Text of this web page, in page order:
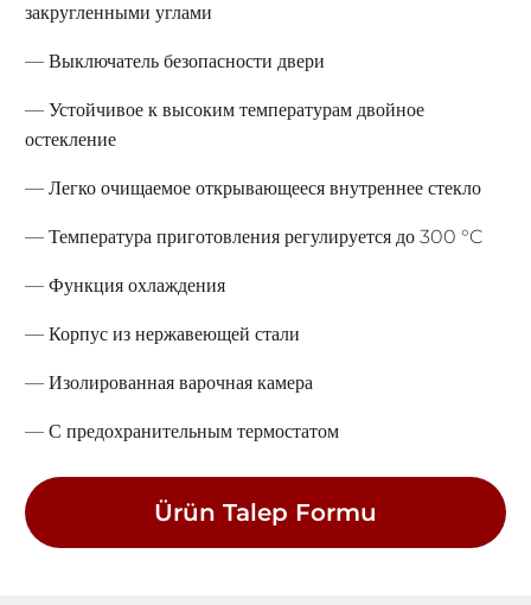
закругленными углами
— Выключатель безопасности двери
— Устойчивое к высоким температурам двойное
остекление
— Легко очищаемое открывающееся внутреннее стекло
— Температура приготовления регулируется до 300 °C
— Функция охлаждения
— Корпус из нержавеющей стали
— Изолированная варочная камера
— С предохранительным термостатом
Ürün Talep Formu